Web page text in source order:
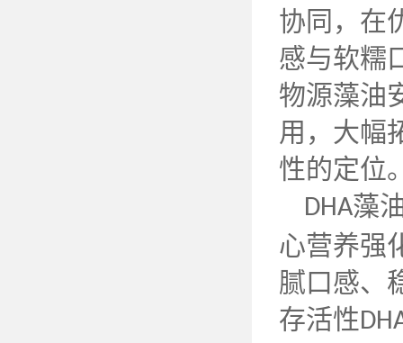
协同，在
感与软糯
物源藻油
用，大幅
性的定位
DHA藻
心营养强
腻口感、
存活性